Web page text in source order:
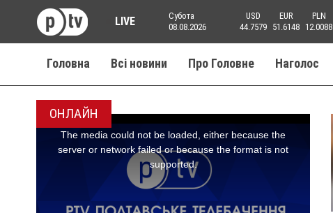
LIVE
Субота
08.08.2026
USD
44.7579
EUR
51.6148
PLN
12.0088
Головна Всі новини Про Головне Наголос
ОНЛАЙН